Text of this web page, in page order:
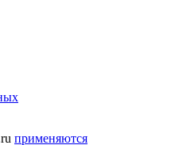
применяются